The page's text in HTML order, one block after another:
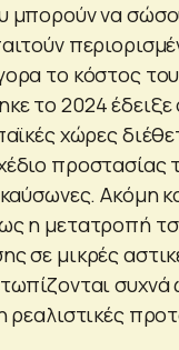
μπορούν να
το κόστος
το 2024 έδειξε
χώρες
προστασίας
Ακόμη
η μετατροπή
σε μικρές
συχνά
ρεαλιστικές